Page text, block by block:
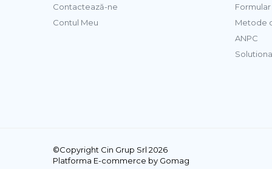
Icing Pop Modecor
Icing / Pasta Modelatoare
Coloranti Spray
Contactează-ne
Contul Meu
Metode
ANPC
©Copyright Cin Grup Srl 2026
Platforma E-commerce by Gomag